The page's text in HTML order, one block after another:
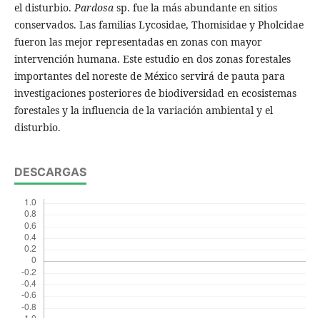
el disturbio.Pardosasp. fue la más abundante en sitios
conservados. Las familias Lycosidae, Thomisidae y Pholcidae
fueron las mejor representadas en zonas con mayor
intervención humana. Este estudio en dos zonas forestales
importantes del noreste de México servirá de pauta para
investigaciones posteriores de biodiversidad en ecosistemas
forestales y la influencia de la variación ambiental y el
disturbio.
DESCARGAS